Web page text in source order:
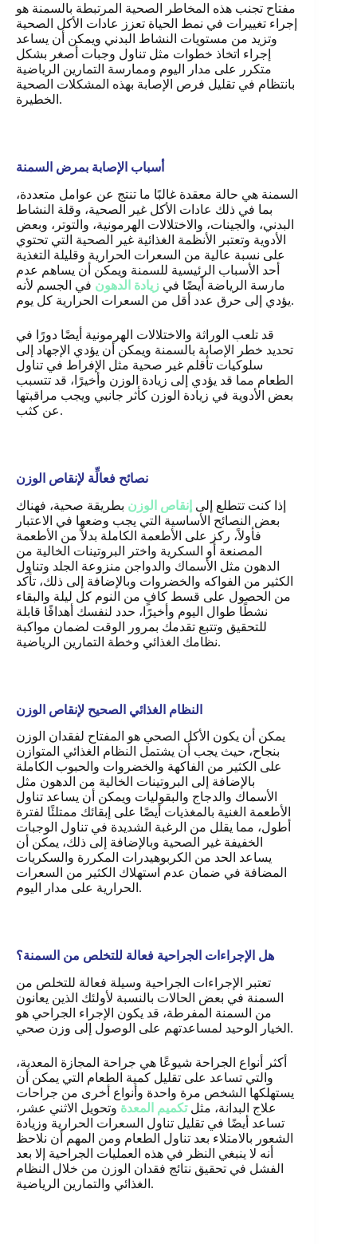
مفتاح تجنب هذه المخاطر الصحية المرتبطة بالسمنة هو
إجراء تغييرات في نمط الحياة تعزز عادات الأكل الصحية
وتزيد من مستويات النشاط البدني ويمكن أن يساعد
إجراء اتخاذ خطوات مثل تناول وجبات أصغر بشكل
متكرر على مدار اليوم وممارسة التمارين الرياضية
بانتظام في تقليل فرص الإصابة بهذه المشكلات الصحية
الخطيرة .
أسباب الإصابة بمرض السمنة
السمنة هي حالة معقدة غالبًا ما تنتج عن عوامل متعددة،
بما في ذلك عادات الأكل غير الصحية، وقلة النشاط
البدني، والجينات، والاختلالات الهرمونية، والتوتر، وبعض
الأدوية وتعتبر الأنظمة الغذائية غير الصحية التي تحتوي
على نسبة عالية من السعرات الحرارية وقليلة التغذية
أحد الأسباب الرئيسية للسمنة ويمكن أن يساهم عدم
مارسة الرياضة أيضًا في زيادة الدهون في الجسم لأنه
يؤدي إلى حرق عدد أقل من السعرات الحرارية كل يوم.
قد تلعب الوراثة والاختلالات الهرمونية أيضًا دورًا في
تحديد خطر الإصابة بالسمنة ويمكن أن يؤدي الإجهاد إلى
سلوكيات تأقلم غير صحية مثل الإفراط في تناول
الطعام مما قد يؤدي إلى زيادة الوزن وأخيرًا، قد تتسبب
بعض الأدوية في زيادة الوزن كأثر جانبي ويجب مراقبتها
عن كثب.
نصائح فعالِّة لإنقاص الوزن
إذا كنت تتطلع إلى إنقاص الوزن بطريقة صحية، فهناك
بعض النصائح الأساسية التي يجب وضعها في الاعتبار
فأولاً، ركز على الأطعمة الكاملة بدلاً من الأطعمة
المصنعة أو السكرية واختر البروتينات الخالية من
الدهون مثل الأسماك والدواجن منزوعة الجلد وتناول
الكثير من الفواكه والخضروات وبالإضافة إلى ذلك، تأكد
من الحصول على قسط كافٍ من النوم كل ليلة والبقاء
نشطًا طوال اليوم وأخيرًا، حدد لنفسك أهدافًا قابلة
للتحقيق وتتبع تقدمك بمرور الوقت لضمان مواكبة
نظامك الغذائي وخطة التمارين الرياضية.
النظام الغذائي الصحيح لإنقاص الوزن
يمكن أن يكون الأكل الصحي هو المفتاح لفقدان الوزن
بنجاح، حيث يجب أن يشتمل النظام الغذائي المتوازن
على الكثير من الفاكهة والخضروات والحبوب الكاملة
بالإضافة إلى البروتينات الخالية من الدهون مثل
الأسماك والدجاج والبقوليات ويمكن أن يساعد تناول
الأطعمة الغنية بالمغذيات أيضًا على إبقائك ممتلئًا لفترة
أطول، مما يقلل من الرغبة الشديدة في تناول الوجبات
الخفيفة غير الصحية وبالإضافة إلى ذلك، يمكن أن
يساعد الحد من الكربوهيدرات المكررة والسكريات
المضافة في ضمان عدم استهلاك الكثير من السعرات
الحرارية على مدار اليوم .
هل الإجراءات الجراحية فعالة للتخلص من السمنة؟
تعتبر الإجراءات الجراحية وسيلة فعالة للتخلص من
السمنة في بعض الحالات بالنسبة لأولئك الذين يعانون
من السمنة المفرطة، قد يكون الإجراء الجراحي هو
الخيار الوحيد لمساعدتهم على الوصول إلى وزن صحي.
أكثر أنواع الجراحة شيوعًا هي جراحة المجازة المعدية،
والتي تساعد على تقليل كمية الطعام التي يمكن أن
يستهلكها الشخص مرة واحدة وأنواع أخرى من جراحات
علاج البدانة، مثلتكميم المعدة وتحويل الاثني عشر،
تساعد أيضًا في تقليل تناول السعرات الحرارية وزيادة
الشعور بالامتلاء بعد تناول الطعام ومن المهم أن نلاحظ
أنه لا ينبغي النظر في هذه العمليات الجراحية إلا بعد
الفشل في تحقيق نتائج فقدان الوزن من خلال النظام
الغذائي والتمارين الرياضية .